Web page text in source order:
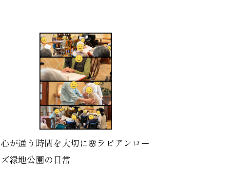
心が通う時間を大切に🌸ラビアンロー
ズ緑地公園の日常